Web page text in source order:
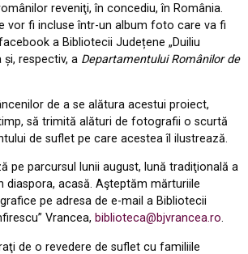
reveniţi, în concediu, în România.
vor fi incluse într-un album foto care va fi
a Bibliotecii Județene „Duiliu
și, respectiv, a Departamentului Românilor de
de a se alătura acestui proiect,
să trimită alături de fotografii o scurtă
de suflet pe care acestea îl ilustrează.
pe parcursul lunii august, lună tradiţională a
diaspora, acasă. Aşteptăm mărturiile
pe adresa de e-mail a Bibliotecii
Vrancea,biblioteca@bjvrancea.ro.
de o revedere de suflet cu familiile